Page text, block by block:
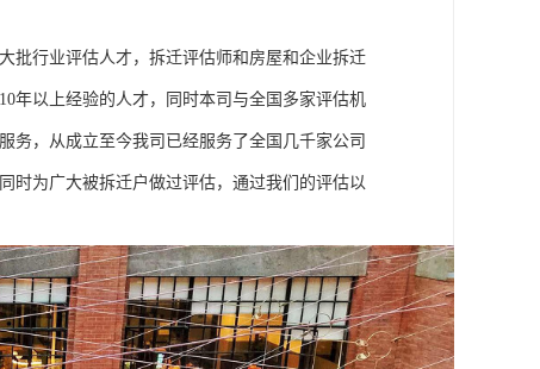
批行业评估人才，拆迁评估师和房屋和企业拆迁
年以上经验的人才，同时本司与全国多家评估机
务，从成立至今我司已经服务了全国几千家公司
时为广大被拆迁户做过评估，通过我们的评估以